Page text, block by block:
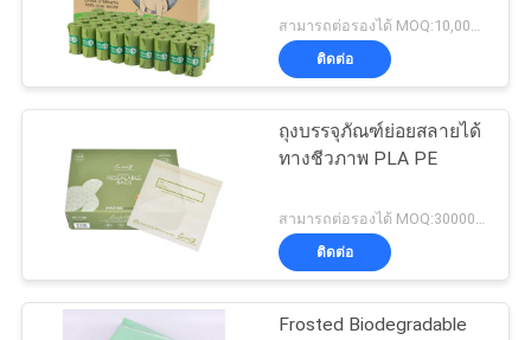
สามารถต่อรองได้ MOQ:10,000 ม้วน
ติดต่อ
ถุงบรรจุภัณฑ์ย่อยสลายได้
ทางชีวภาพ PLA PE
ติดต่อ
Frosted Biodegradable